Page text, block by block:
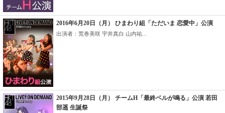
2016年6月20日（月） ひまわり組「ただいま 恋愛中」公演
出演者：荒巻美咲 宇井真白 山内祐...
2015年9月28日（月） チームH「最終ベルが鳴る」公演 若田
部遥 生誕祭